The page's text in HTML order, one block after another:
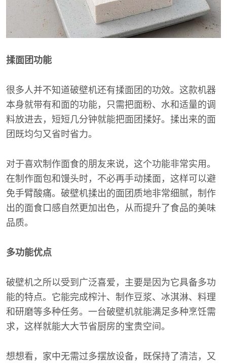
揉面团功能
很多人并不知道破壁机还有揉面团的功效。这款机器
本身就带有和面的功能，只需把面粉、水和适量的调
料放进去，短短几分钟就能把面团揉好。揉出来的面
团既均匀又省时省力。
对于喜欢制作面食的朋友来说，这个功能非常实用。
在制作面包和馒头时，不必再手动揉面，这样可以避
免手臂酸痛。破壁机揉出的面团质地非常细腻，制作
出的面食口感自然更加出色，从而提升了食品的美味
品质。
多功能优点
破壁机之所以受到广泛喜爱，主要是因为它具备多功
能的特点。它能完成榨汁、制作豆浆、冰淇淋、料理
和研磨等多种任务。一台破壁机就能满足多种烹饪需
求，这样就能大大节省厨房的宝贵空间。
想想看，家中无需过多摆放设备，既保持了清洁，又